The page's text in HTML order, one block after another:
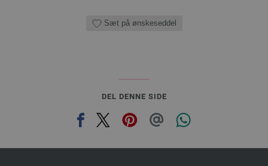
Sæt på ønskeseddel
DEL DENNE SIDE